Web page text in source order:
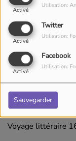
Activé
Utilisation:
Twitter
Activé
Utilisation:
Facebook
Activé
Utilisation:
Sauvegarder
30 juin 2026
Écouter le podcast
Voyage littéraire